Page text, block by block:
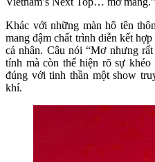
Khác với những màn hô tên
mang đậm chất trình diễn kết
cá nhân. Câu nói “Mơ nhưng
tính mà còn thể hiện rõ sự khéo
đúng với tinh thần một show
khí.